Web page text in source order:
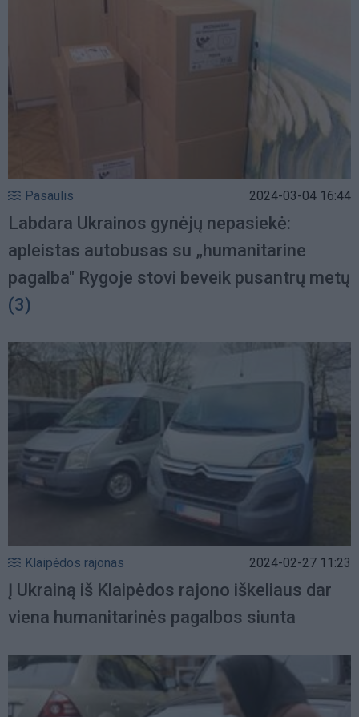
Pasaulis 2024-03-04 16:44
Labdara Ukrainos gynėjų nepasiekė:
apleistas autobusas su „humanitarine
pagalba" Rygoje stovi beveik pusantrų metų
(3)
Klaipėdos rajonas 2024-02-27 11:23
Į Ukrainą iš Klaipėdos rajono iškeliaus dar
viena humanitarinės pagalbos siunta